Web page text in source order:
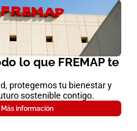
lo que FREMAP te
protegemos tu bienestar y
sostenible contigo.
Más información